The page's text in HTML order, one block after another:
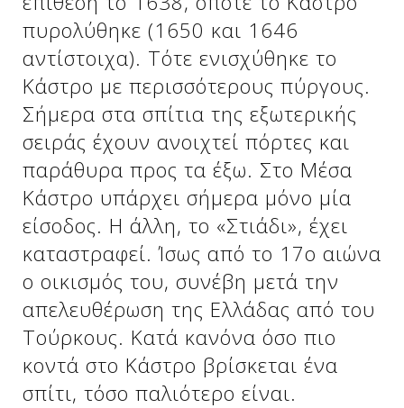
Δείτε μας:
Δείτε μας:
πυρολύθηκε (1650 και 1646
αντίστοιχα). Τότε ενισχύθηκε το
Κάστρο με περισσότερους πύργους.
Σήμερα στα σπίτια της εξωτερικής
σειράς έχουν ανοιχτεί πόρτες και
παράθυρα προς τα έξω. Στο Μέσα
Κάστρο υπάρχει σήμερα μόνο μία
είσοδος. Η άλλη, το «Στιάδι», έχει
καταστραφεί. Ίσως από το 17ο αιώνα
ο οικισμός του, συνέβη μετά την
απελευθέρωση της Ελλάδας από του
Τούρκους. Κατά κανόνα όσο πιο
κοντά στο Κάστρο βρίσκεται ένα
σπίτι, τόσο παλιότερο είναι.